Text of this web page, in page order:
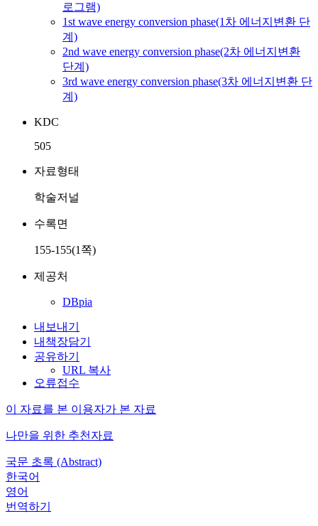
로그램)
1st wave energy conversion phase(1차 에너지변환 단
계)
2nd wave energy conversion phase(2차 에너지변환
단계)
3rd wave energy conversion phase(3차 에너지변환 단
계)
KDC
505
자료형태
학술저널
수록면
155-155(1쪽)
제공처
DBpia
내보내기
내책장담기
공유하기
URL 복사
오류접수
이 자료를 본 이용자가 본 자료
나만을 위한 추천자료
국문 초록 (Abstract)
한국어
영어
번역하기